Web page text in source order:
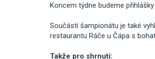
Koncem týdne budeme
Součástí šampionátu je také
restaurantu Ráče u Čápa s
Takže pro shrnutí: